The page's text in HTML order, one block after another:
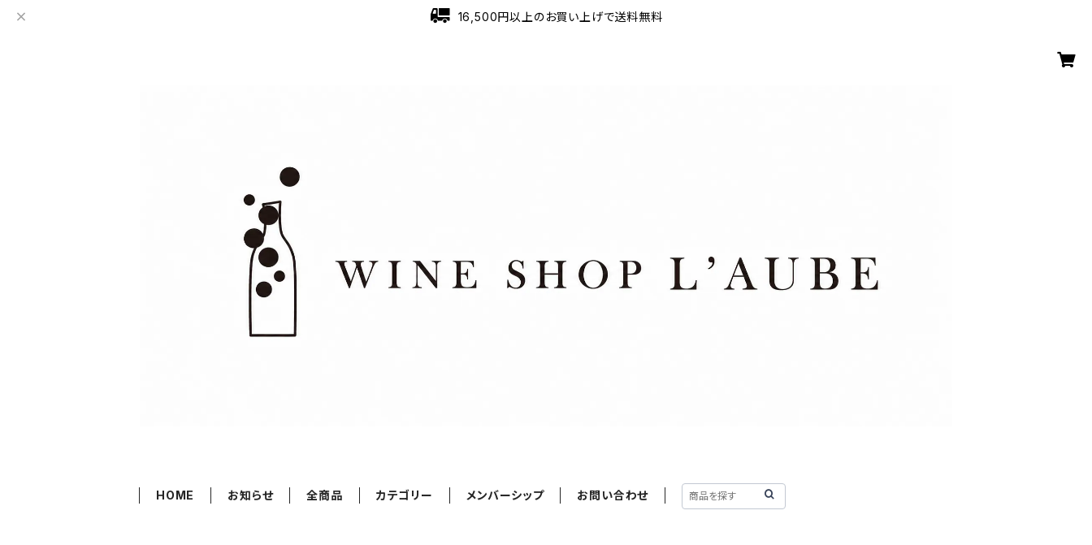
16,500円以上のお買い上げで送料無料
HOME お知らせ 全商品 カテゴリー メンバーシップ お問い合わせ